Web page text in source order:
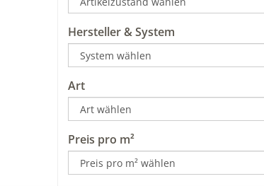
Hersteller & System
Art
Preis pro m²